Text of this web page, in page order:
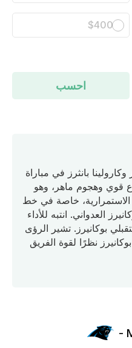
$400
احسب
بانثرز في مباراة
قوي وهجوم ماهر، وهو
الاستمرارية، خاصة في خط
العدواني. انتبه للأداء
بوكانيرز. تشير الرؤى
نظرًا لقوة الفريق